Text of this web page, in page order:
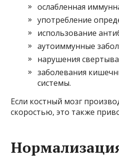
ослабленная
употребление
использование
аутоиммунные
нарушения
заболевания
системы.
Если костный мозг
скоростью, это также